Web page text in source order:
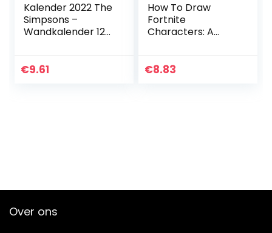
Kalender 2022 The
Simpsons –
Wandkalender 12
2022: Original
€9.61
How To Draw
Fortnite
Characters: A
Kids To Drawing 50
€8.83
Over ons